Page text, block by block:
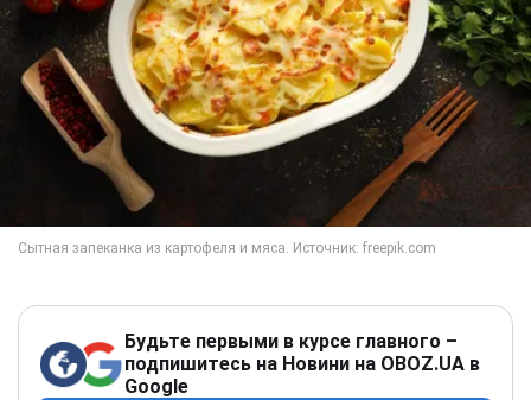
Будьте первыми в курсе главного –
подпишитесь на Новини на OBOZ.UA в
Google